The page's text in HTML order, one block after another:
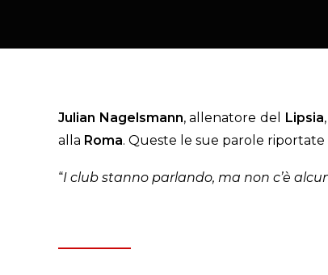
Julian Nagelsmann, allenatore del Lipsia
alla Roma. Queste le sue parole riportate
“I club stanno parlando, ma non c’è